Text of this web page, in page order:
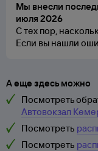
Мы внесли
июля 2026
С тех пор,
Если вы нашли
А еще здесь можно
Посмотреть
Автовокзал
Посмотреть
Посмотреть